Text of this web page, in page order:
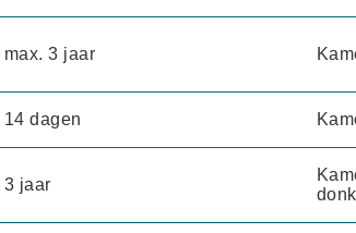
max. 3 jaar
14 dagen
3 jaar